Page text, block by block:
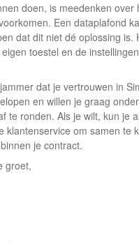
doen, is meedenken over
Een dataplafond
dat dit niet dé oplossing is.
toestel en de
dat je vertrouwen in
en willen je graag
te ronden. Als je wilt, kun je
klantenservice om samen te
je contract.
groet,